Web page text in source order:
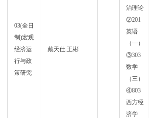
03(全日
制)宏观
经济运
行与政
策研究
戴天仕,王彬
治理论
②201
英语
（一）
③303
数学
（三）
④803
西方经
济学